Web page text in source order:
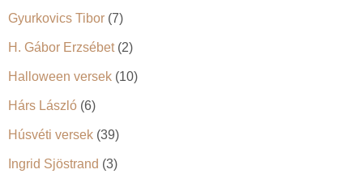
Gyurkovics Tibor (7)
H. Gábor Erzsébet(2)
Halloween versek (10)
Hárs László (6)
Húsvéti versek (39)
Ingrid Sjöstrand (3)